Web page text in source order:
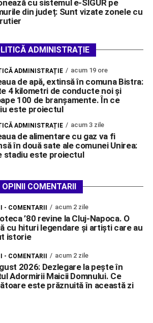
cu sistemul e-SIGUR pe
din județ: Sunt vizate zonele cu
ADMINISTRAȚIE
ADMINISTRAȚIE acum 19 ore
de apă, extinsă în comuna Bistra:
4 kilometri de conducte noi și
100 de branșamente. În ce
este proiectul
ADMINISTRAȚIE acum 3 zile
de alimentare cu gaz va fi
în două sate ale comunei Unirea:
stadiu este proiectul
OPINII COMENTARII
- COMENTARII acum 2 zile
’80 revine la Cluj-Napoca. O
cu hituri legendare și artiști care au
istorie
- COMENTARII acum 2 zile
2026: Dezlegare la pește în
Adormirii Maicii Domnului. Ce
este prăznuită în această zi